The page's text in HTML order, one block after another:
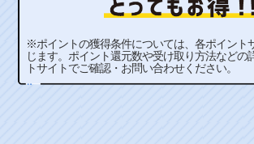
※ポイントの獲得条件については、各ポイント
じます。ポイント還元数や受け取り方法などの
トサイトでご確認・お問い合わせください。